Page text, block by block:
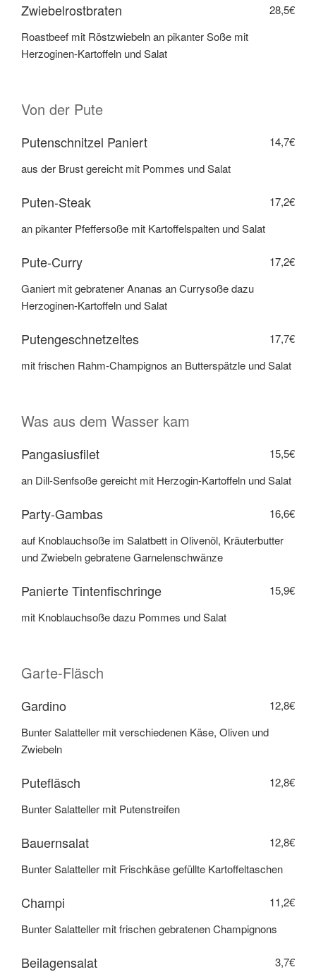
Zwiebelrostbraten
28,5€
Roastbeef mit Röstzwiebeln an pikanter Soße mit
Herzoginen-Kartoffeln und Salat
Von der Pute
Putenschnitzel Paniert
14,7€
aus der Brust gereicht mit Pommes und Salat
Puten-Steak
17,2€
an pikanter Pfeffersoße mit Kartoffelspalten und Salat
Pute-Curry
17,2€
Ganiert mit gebratener Ananas an Currysoße dazu
Herzoginen-Kartoffeln und Salat
Putengeschnetzeltes
17,7€
mit frischen Rahm-Champignos an Butterspätzle und Salat
Was aus dem Wasser kam
Pangasiusfilet
15,5€
an Dill-Senfsoße gereicht mit Herzogin-Kartoffeln und Salat
Party-Gambas
16,6€
auf Knoblauchsoße im Salatbett in Olivenöl, Kräuterbutter
und Zwiebeln gebratene Garnelenschwänze
Panierte Tintenfischringe
15,9€
mit Knoblauchsoße dazu Pommes und Salat
Garte-Fläsch
Gardino
12,8€
Bunter Salatteller mit verschiedenen Käse, Oliven und
Zwiebeln
Putefläsch
12,8€
Bunter Salatteller mit Putenstreifen
Bauernsalat
12,8€
Bunter Salatteller mit Frischkäse gefüllte Kartoffeltaschen
Champi
11,2€
Bunter Salatteller mit frischen gebratenen Champignons
Beilagensalat 3,7€